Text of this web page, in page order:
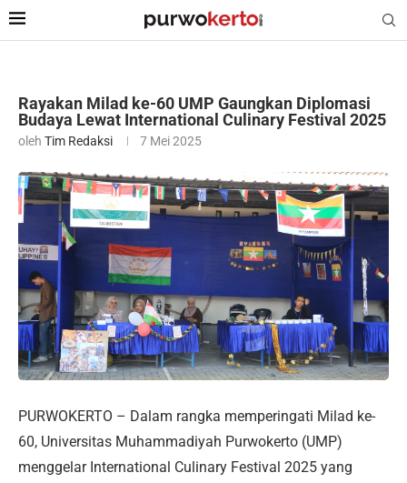
Rayakan Milad ke-60 UMP Gaungkan Diplomasi
Budaya Lewat International Culinary Festival 2025
oleh Tim Redaksi 7 Mei 2025
PURWOKERTO – Dalam rangka memperingati Milad ke-
60, Universitas Muhammadiyah Purwokerto (UMP)
menggelar International Culinary Festival 2025 yang